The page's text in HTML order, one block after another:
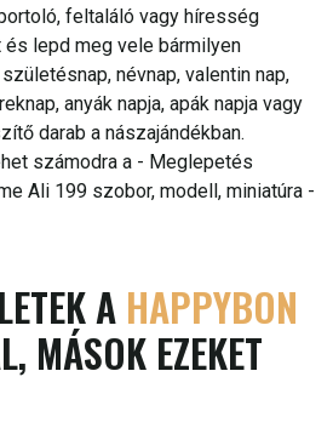
feltaláló vagy híresség
lepd meg vele bármilyen
névnap, valentin nap,
anyák napja, apák napja vagy
darab a nászajándékban.
számodra a - Meglepetés
Ali 199 szobor, modell, miniatúra -
A HAPPYBON
MÁSOK EZEKET